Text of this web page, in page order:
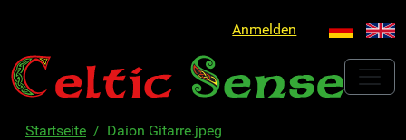
Anmelden
Startseite Daion Gitarre.jpeg